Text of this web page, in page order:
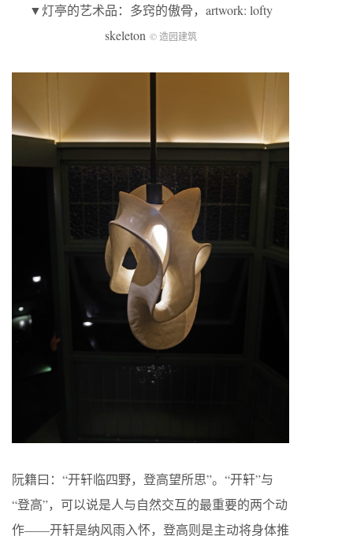
▼灯亭的艺术品：多窍的傲骨，artwork: lofty
skeleton © 造园建筑
阮籍曰：“开轩临四野，登高望所思”。“开轩”与
“登高”，可以说是人与自然交互的最重要的两个动
作——开轩是纳风雨入怀，登高则是主动将身体推